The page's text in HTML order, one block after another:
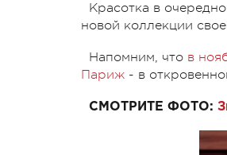
Красотка в
новой коллекции
Напомним, что в
Париж - в
СМОТРИТЕ ФОТО: